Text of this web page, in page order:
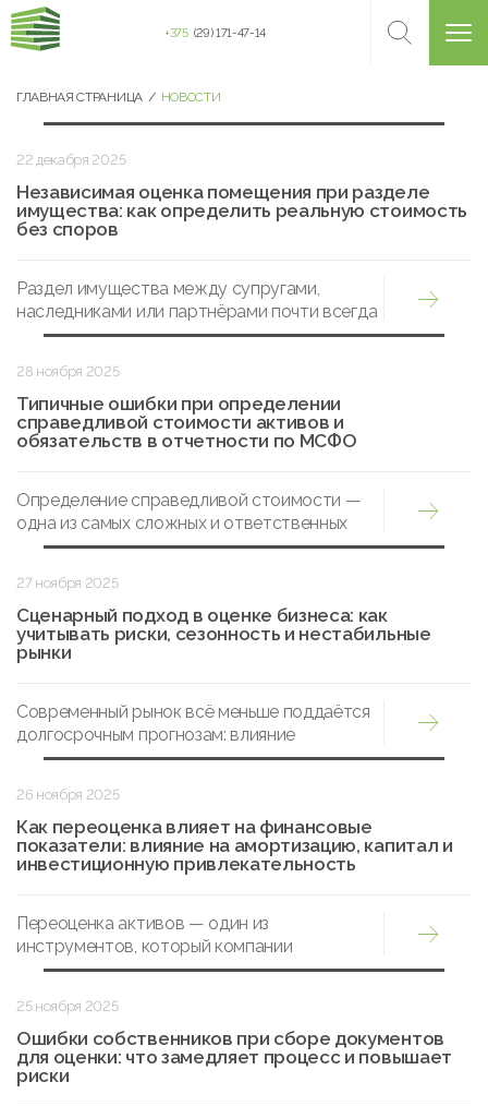
+375 (29) 171-47-14
ГЛАВНАЯ СТРАНИЦА НОВОСТИ
22 декабря 2025
Независимая оценка помещения при разделе
имущества: как определить реальную стоимость
без споров
Раздел имущества между супругами,
наследниками или партнёрами почти всегда
сопровождается разногласиями.
28 ноября 2025
Типичные ошибки при определении
справедливой стоимости активов и
обязательств в отчетности по МСФО
Определение справедливой стоимости —
одна из самых сложных и ответственных
задач при подготовке финансовой
27 ноября 2025
Сценарный подход в оценке бизнеса: как
учитывать риски, сезонность и нестабильные
рынки
Современный рынок всё меньше поддаётся
долгосрочным прогнозам: влияние
геополитики, меняющееся поведение
колебания спроса требуют от компаний
гибкости и умения быстро адаптироваться.
26 ноября 2025
Как переоценка влияет на финансовые
показатели: влияние на амортизацию, капитал и
инвестиционную привлекательность
Переоценка активов — один из
инструментов, который компании
используют для отражения реальной
структуры капитала и повышения
прозрачности финансовой отчётности.
25 ноября 2025
Ошибки собственников при сборе документов
для оценки: что замедляет процесс и повышает
риски